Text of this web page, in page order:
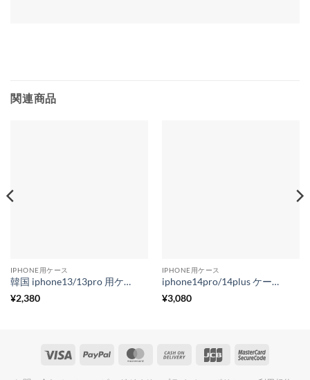
関連商品
IPHONE用ケース
韓国 iphone13/13pro 用ケース キラキラ グリッター ケース iphone12/11series対応 インナーシートケース
¥2,380
IPHONE用ケース
iphone14pro/14plus ケース 最上層牛革 iphone13/13pro用 ケース くすみカラー iphone13pro max用 ケース 無地 シンプル
¥3,080
Visa PayPal MasterCardCash
JCB